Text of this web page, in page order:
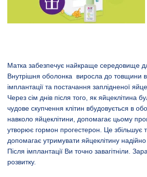
Матка забезпечує найкраще середовище
Внутрішня оболонка виросла до товщини
імплантації та постачання заплідненої
Через сім днів після того, як яйцеклітина
чудове скупчення клітин вбудовується в
навколо яйцеклітини, допомагає цьому
утворює гормон прогестерон. Це
допомагає утримувати яйцеклітину надійно
Після імплантації Ви точно завагітніли.
розвитку.